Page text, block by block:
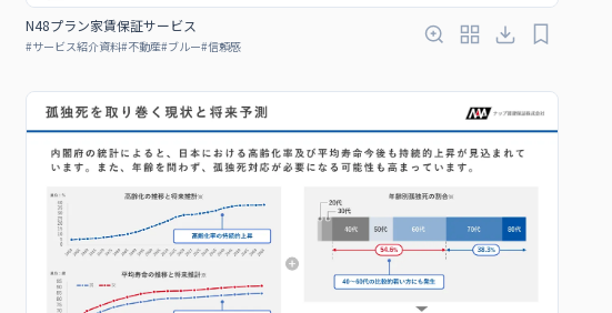
N48プラン家賃保証サービス
#サービス紹介資料#不動産#ブルー#信頼感